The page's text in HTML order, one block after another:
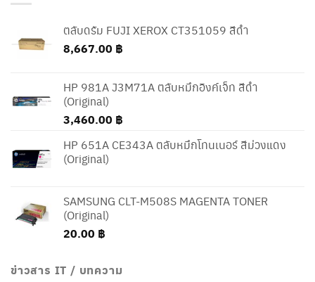
ตลับดรัม FUJI XEROX CT351059 สีดำ
8,667.00 ฿
HP 981A J3M71A ตลับหมึกอิงค์เจ็ท สีดำ
(Original)
3,460.00 ฿
HP 651A CE343A ตลับหมึกโทนเนอร์ สีม่วงแดง
(Original)
SAMSUNG CLT-M508S MAGENTA TONER
(Original)
20.00 ฿
ข่าวสาร IT / บทความ